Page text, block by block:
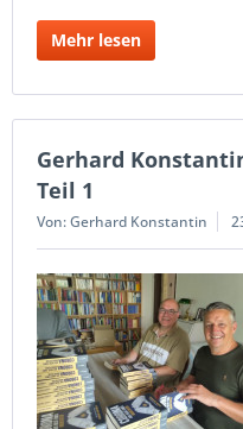
Mehr lesen
Gerhard
Teil 1
Von: Gerhard Konstantin